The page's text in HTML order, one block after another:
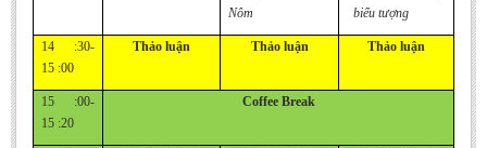
Nôm
biểu tượng
14 :30-
15 :00
Thảo luận Thảo luận Thảo luận
15 :00-
15 :20
Coffee Break